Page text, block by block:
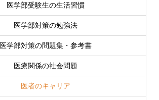
医学部受験生の生活習慣
医学部対策の勉強法
医学部対策の問題集・参考書
医療関係の社会問題
医者のキャリア